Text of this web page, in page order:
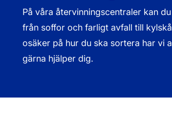
På våra återvinningscentraler kan
från soffor och farligt avfall till
osäker på hur du ska sortera har vi
gärna hjälper dig.